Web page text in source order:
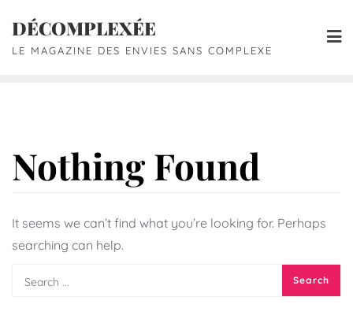
DÉCOMPLEXÉE
LE MAGAZINE DES ENVIES SANS COMPLEXE
Nothing Found
It seems we can’t find what you’re looking for. Perhaps
searching can help.